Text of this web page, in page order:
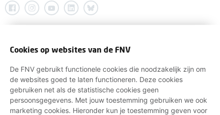
Cookies op websites van de FNV
De FNV gebruikt functionele cookies die noodzakelijk zijn om
de websites goed te laten functioneren. Deze cookies
gebruiken net als de statistische cookies geen
persoonsgegevens. Met jouw toestemming gebruiken we ook
marketing cookies. Hieronder kun je toestemming geven voor